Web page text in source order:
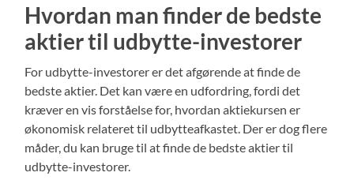
Hvordan man finder de bedste
aktier til udbytte-investorer
For udbytte-investorer er det afgørende at finde de
bedste aktier. Det kan være en udfordring, fordi det
kræver en vis forståelse for, hvordan aktiekursen er
økonomisk relateret til udbytteafkastet. Der er dog flere
måder, du kan bruge til at finde de bedste aktier til
udbytte-investorer.